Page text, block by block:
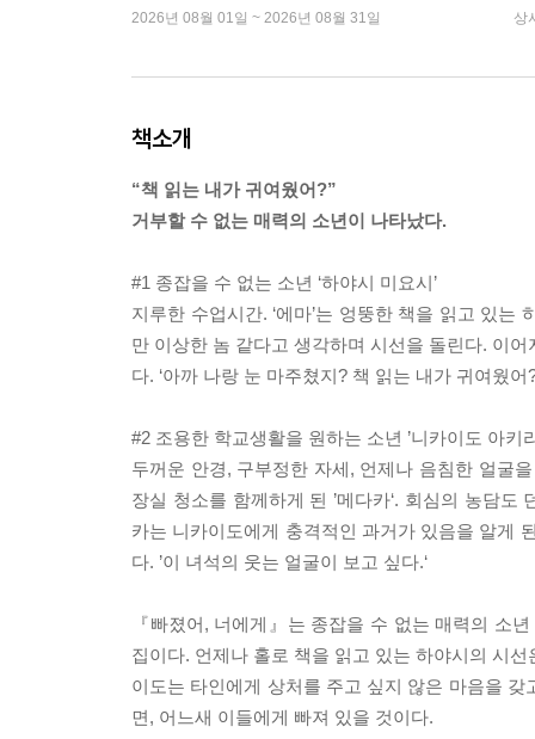
2026년 08월 01일 ~ 2026년 08월 31일 상
책소개
“책 읽는 내가 귀여웠어?”
거부할 수 없는 매력의 소년이 나타났다.
#1 종잡을 수 없는 소년 ‘하야시 미요시’
지루한 수업시간. ‘에마’는 엉뚱한 책을 읽고 있
만 이상한 놈 같다고 생각하며 시선을 돌린다. 이
다. ‘아까 나랑 눈 마주쳤지? 책 읽는 내가 귀여웠어
#2 조용한 학교생활을 원하는 소년 ’니카이도 아키
두꺼운 안경, 구부정한 자세, 언제나 음침한 얼굴
장실 청소를 함께하게 된 ’메다카‘. 회심의 농담
카는 니카이도에게 충격적인 과거가 있음을 알게
다. ’이 녀석의 웃는 얼굴이 보고 싶다.‘
『빠졌어, 너에게』는 종잡을 수 없는 매력의 소
집이다. 언제나 홀로 책을 읽고 있는 하야시의 시
이도는 타인에게 상처를 주고 싶지 않은 마음을
면, 어느새 이들에게 빠져 있을 것이다.